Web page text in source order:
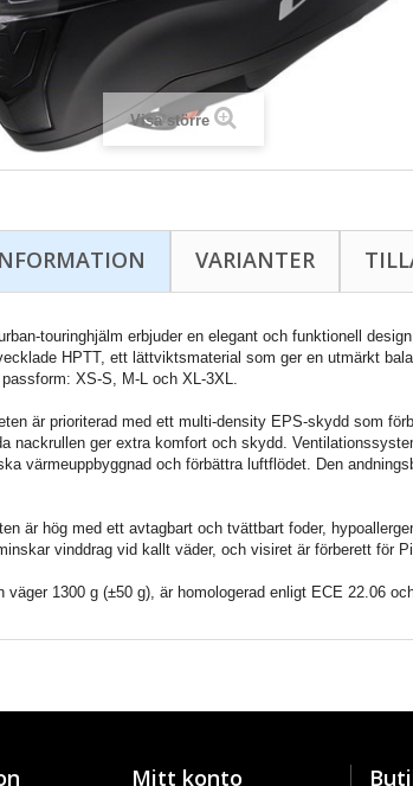
Visa större
VARIANTER
touringhjälm erbjuder en elegant och funktionell
HPTT, ett lättviktsmaterial som ger en utmärkt
XS-S, M-L och XL-3XL.
är prioriterad med ett multi-density EPS-skydd som
nackrullen ger extra komfort och skydd.
värmeuppbyggnad och förbättra luftflödet. Den
är hög med ett avtagbart och tvättbart foder,
vinddrag vid kallt väder, och visiret är förberett för
väger 1300 g (±50 g), är homologerad enligt ECE 22.06
Mitt konto